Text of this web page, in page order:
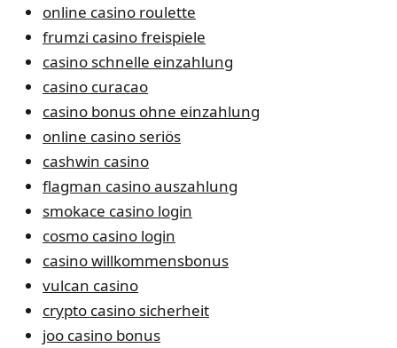
online casino roulette
frumzi casino freispiele
casino schnelle einzahlung
casino curacao
casino bonus ohne einzahlung
online casino seriös
cashwin casino
flagman casino auszahlung
smokace casino login
cosmo casino login
casino willkommensbonus
vulcan casino
crypto casino sicherheit
joo casino bonus